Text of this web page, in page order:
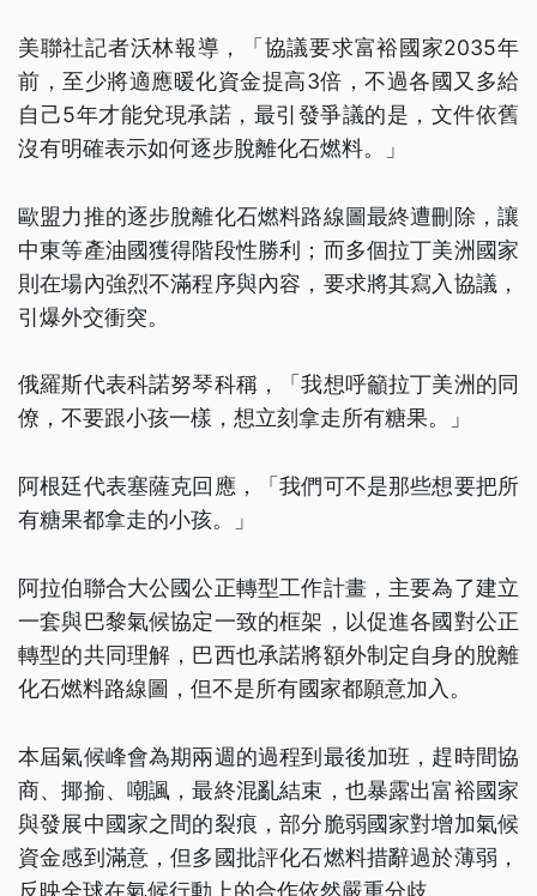
美聯社記者沃林報導，「協議要求富裕國家2035年
前，至少將適應暖化資金提高3倍，不過各國又多給
自己5年才能兌現承諾，最引發爭議的是，文件依舊
沒有明確表示如何逐步脫離化石燃料。」
歐盟力推的逐步脫離化石燃料路線圖最終遭刪除，讓
中東等產油國獲得階段性勝利；而多個拉丁美洲國家
則在場內強烈不滿程序與內容，要求將其寫入協議，
引爆外交衝突。
俄羅斯代表科諾努琴科稱，「我想呼籲拉丁美洲的同
僚，不要跟小孩一樣，想立刻拿走所有糖果。」
阿根廷代表塞薩克回應，「我們可不是那些想要把所
有糖果都拿走的小孩。」
阿拉伯聯合大公國公正轉型工作計畫，主要為了建立
一套與巴黎氣候協定一致的框架，以促進各國對公正
轉型的共同理解，巴西也承諾將額外制定自身的脫離
化石燃料路線圖，但不是所有國家都願意加入。
本屆氣候峰會為期兩週的過程到最後加班，趕時間協
商、揶揄、嘲諷，最終混亂結束，也暴露出富裕國家
與發展中國家之間的裂痕，部分脆弱國家對增加氣候
資金感到滿意，但多國批評化石燃料措辭過於薄弱，
反映全球在氣候行動上的合作依然嚴重分歧。